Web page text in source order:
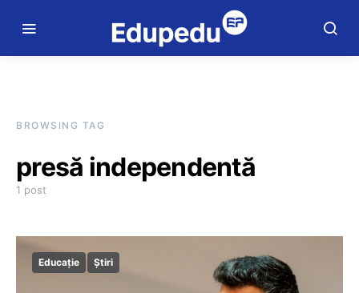
BROWSING TAG
presă independentă
1 post
Educație Știri